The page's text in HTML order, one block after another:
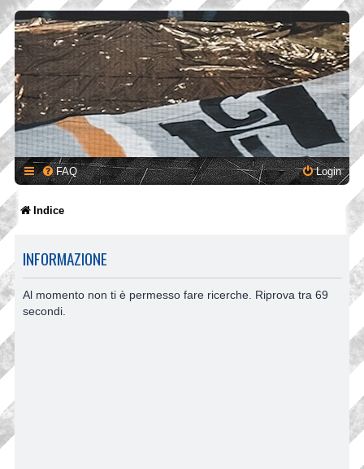
FAQ Login
Indice
INFORMAZIONE
Al momento non ti è permesso fare ricerche. Riprova tra 69
secondi.